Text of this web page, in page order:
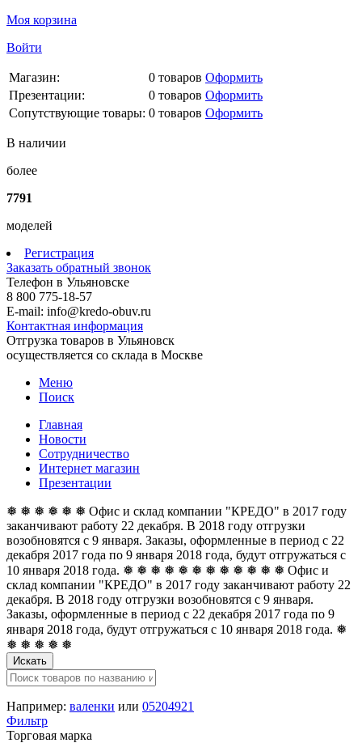
Моя корзина
Войти
Магазин: 0 товаров Оформить
Презентации:
0 товаров Оформить
Сопутствующие товары: 0 товаров Оформить
В наличии
более
7791
моделей
Регистрация
Заказать обратный звонок
Телефон в Ульяновске
8 800 775-18-57
E-mail: info@kredo-obuv.ru
Контактная информация
Отгрузка товаров в Ульяновск
осуществляется со склада в Москве
Меню
Поиск
Главная
Новости
Сотрудничество
Интернет магазин
Презентации
❅ ❅ ❅ ❅ ❅ ❅ Офис и склад компании "КРЕДО" в 2017 году
заканчивают работу 22 декабря. В 2018 году отгрузки
возобновятся с 9 января. Заказы, оформленные в период с 22
декабря 2017 года по 9 января 2018 года, будут отгружаться с
10 января 2018 года. ❅ ❅ ❅ ❅ ❅ ❅ ❅ ❅ ❅ ❅ ❅ ❅ Офис и
склад компании "КРЕДО" в 2017 году заканчивают работу 22
декабря. В 2018 году отгрузки возобновятся с 9 января.
Заказы, оформленные в период с 22 декабря 2017 года по 9
января 2018 года, будут отгружаться с 10 января 2018 года. ❅
❅ ❅ ❅ ❅ ❅
Искать
Например: валенки или 05204921
Фильтр
Торговая марка